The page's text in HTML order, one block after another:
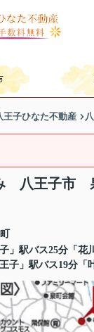
王子ひなた不動産
八王子市
」駅バス25分「花
子」駅バス19分「